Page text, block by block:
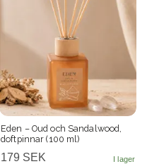
Eden – Oud och Sandalwood,
doftpinnar (100 ml)
179 SEK